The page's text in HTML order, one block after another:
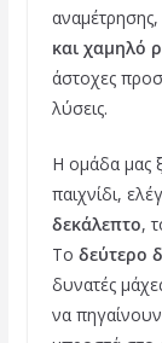
και χαμηλό
άστοχες
λύσεις.
Η ομάδα μας
παιχνίδι,
δεκάλεπτο,
Το δεύτερο
δυνατές
να